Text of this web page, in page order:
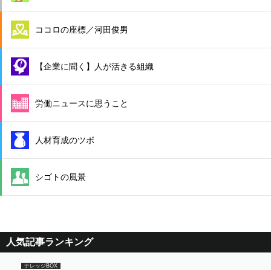
ココロの座標／河田俊男
【企業に聞く】人が活きる組織
労働ニュースに思うこと
人材育成のツボ
シゴトの風景
人気記事ランキング
ナレッジBOX